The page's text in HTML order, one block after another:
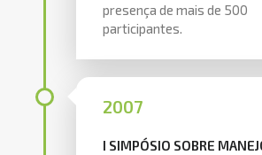
presença de mais de 500
participantes.
2007
I SIMPÓSIO SOBRE